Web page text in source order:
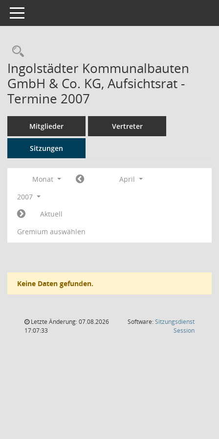
Toggle navigation
Rechercheauswahl
Ingolstädter Kommunalbauten
GmbH & Co. KG, Aufsichtsrat -
Termine 2007
Mitglieder Vertreter
Sitzungen
Monat
April
2007
Aktuell
Gremium auswählen
Keine Daten gefunden.
Letzte Änderung: 07.08.2026
17:07:33
Software:Sitzungsdienst
Session(Wird in